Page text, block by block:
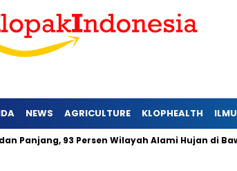
NEWS AGRICULTURE KLOPHEALTH
93 Persen Wilayah Alami Hujan di Bawah